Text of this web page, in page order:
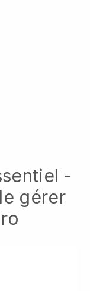
-
gérer